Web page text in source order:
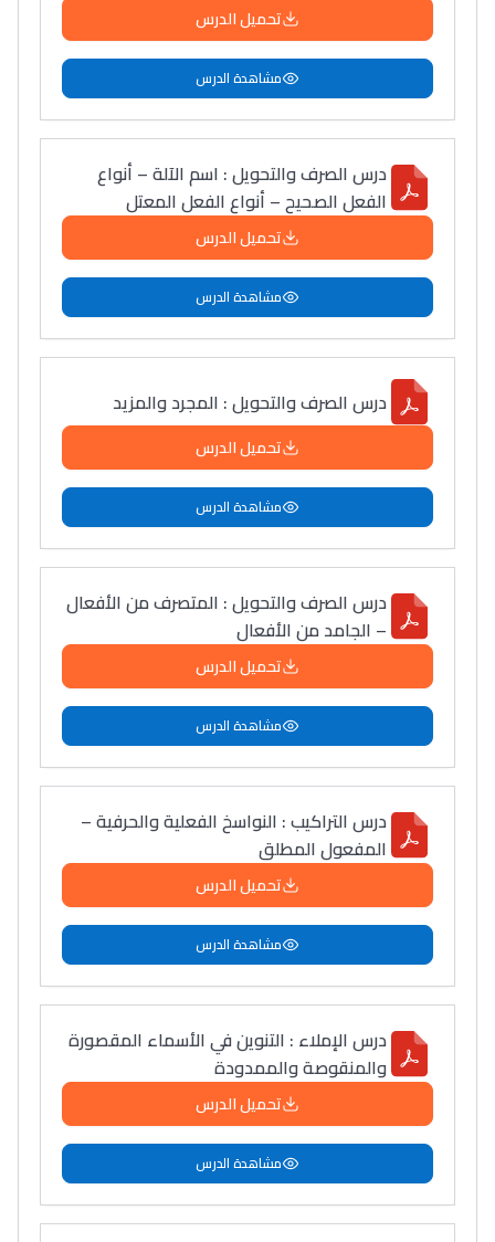
التعليم الثانوي التأهيلي
Collège au Maroc
التعليم الثانوي الإعدادي
Post-Bac
+ de 78 Sujets
Interviews/Vidéos
+ de 89 Interviews/Vidéos
دليل المهن
ما يزيد عن 149 مهنة
دليل التوجيه
التوجيه بالثانوي و الإعدادي
باش تقدر تساعد الناس
يلقاو التوازن من الدّاخل
ومن الخارج، بشرى
أمسكين بنات مسارها
خطوة بخطوة - مترجم
القراية و الخدمة فمجال
تقويم البصر مع المختصّة
تحميل الدرس
مشاهدة الدرس
درس الصرف والتحويل : اسم الآلة – أنواع
الفعل الصحيح – أنواع الفعل المعتل
تحميل الدرس
مشاهدة الدرس
درس الصرف والتحويل : المجرد والمزيد
تحميل الدرس
مشاهدة الدرس
درس الصرف والتحويل : المتصرف من الأفعال
– الجامد من الأفعال
تحميل الدرس
مشاهدة الدرس
درس التراكيب : النواسخ الفعلية والحرفية –
المفعول المطلق
تحميل الدرس
مشاهدة الدرس
درس الإملاء : التنوين في الأسماء المقصورة
والمنقوصة والممدودة
تحميل الدرس
مشاهدة الدرس